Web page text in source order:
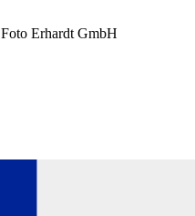
Foto Erhardt GmbH